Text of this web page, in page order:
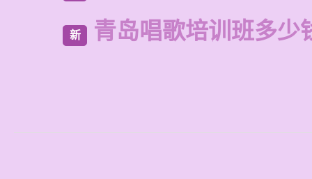
新 青岛唱歌培训班多少